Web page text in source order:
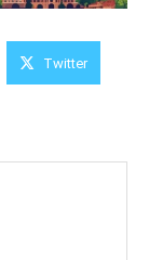
Twitter